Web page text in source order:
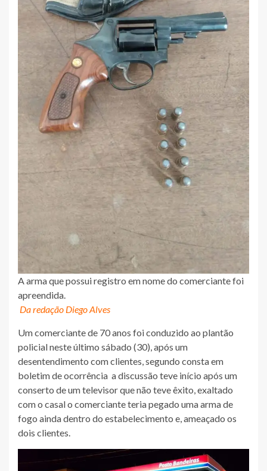
A arma que possui registro em nome do comerciante foi
apreendida.
Da redação Diego Alves
Um comerciante de 70 anos foi conduzido ao plantão
policial neste último sábado (30), após um
desentendimento com clientes, segundo consta em
boletim de ocorrência a discussão teve início após um
conserto de um televisor que não teve êxito, exaltado
com o casal o comerciante teria pegado uma arma de
fogo ainda dentro do estabelecimento e, ameaçado os
dois clientes.